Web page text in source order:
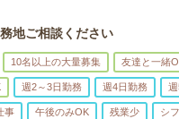
地ご相談ください
10名以上の大量募集 友達と一緒
週2～3日勤務 週4日勤務
事 午後のみOK 残業少 シ